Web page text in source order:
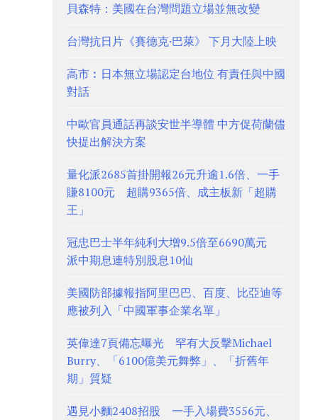
貝森特：美國在台灣問題立場並無改變
台灣抗日片《賽德克·巴萊》 下月大陸上映
高市︰日本無立場認定台地位 有責任與中國
對話
中歐官員通話再談安世半導體 中方促荷蘭儘
快提出解決方案
量化派2685首掛開報26元升逾1.6倍、一手
賺8100元 超購9365倍、成主板新「超購
王」
冠忠巴士半年純利大增9.5倍至6690萬元
派中期息連特別股息10仙
美國防部據報指阿里巴巴、百度、比亞迪等
應被列入「中國軍事企業名單」
英偉達7頁備忘曝光 罕有大反擊Michael
Burry、「6100億美元舞弊」、「折舊年
期」質疑
遇見小麵2408招股 一手入場費3556元、